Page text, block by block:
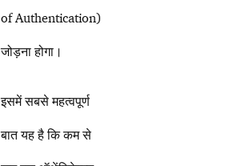
of Authentication)
जोड़ना होगा।
इसमें सबसे महत्वपूर्ण
बात यह है कि कम से